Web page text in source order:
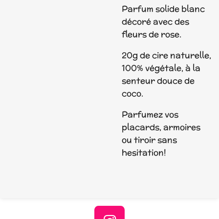
Parfum solide blanc
décoré avec des
fleurs de rose.
20g de cire naturelle,
100% végétale, à la
senteur douce de
coco.
Parfumez vos
placards, armoires
ou tiroir sans
hesitation!